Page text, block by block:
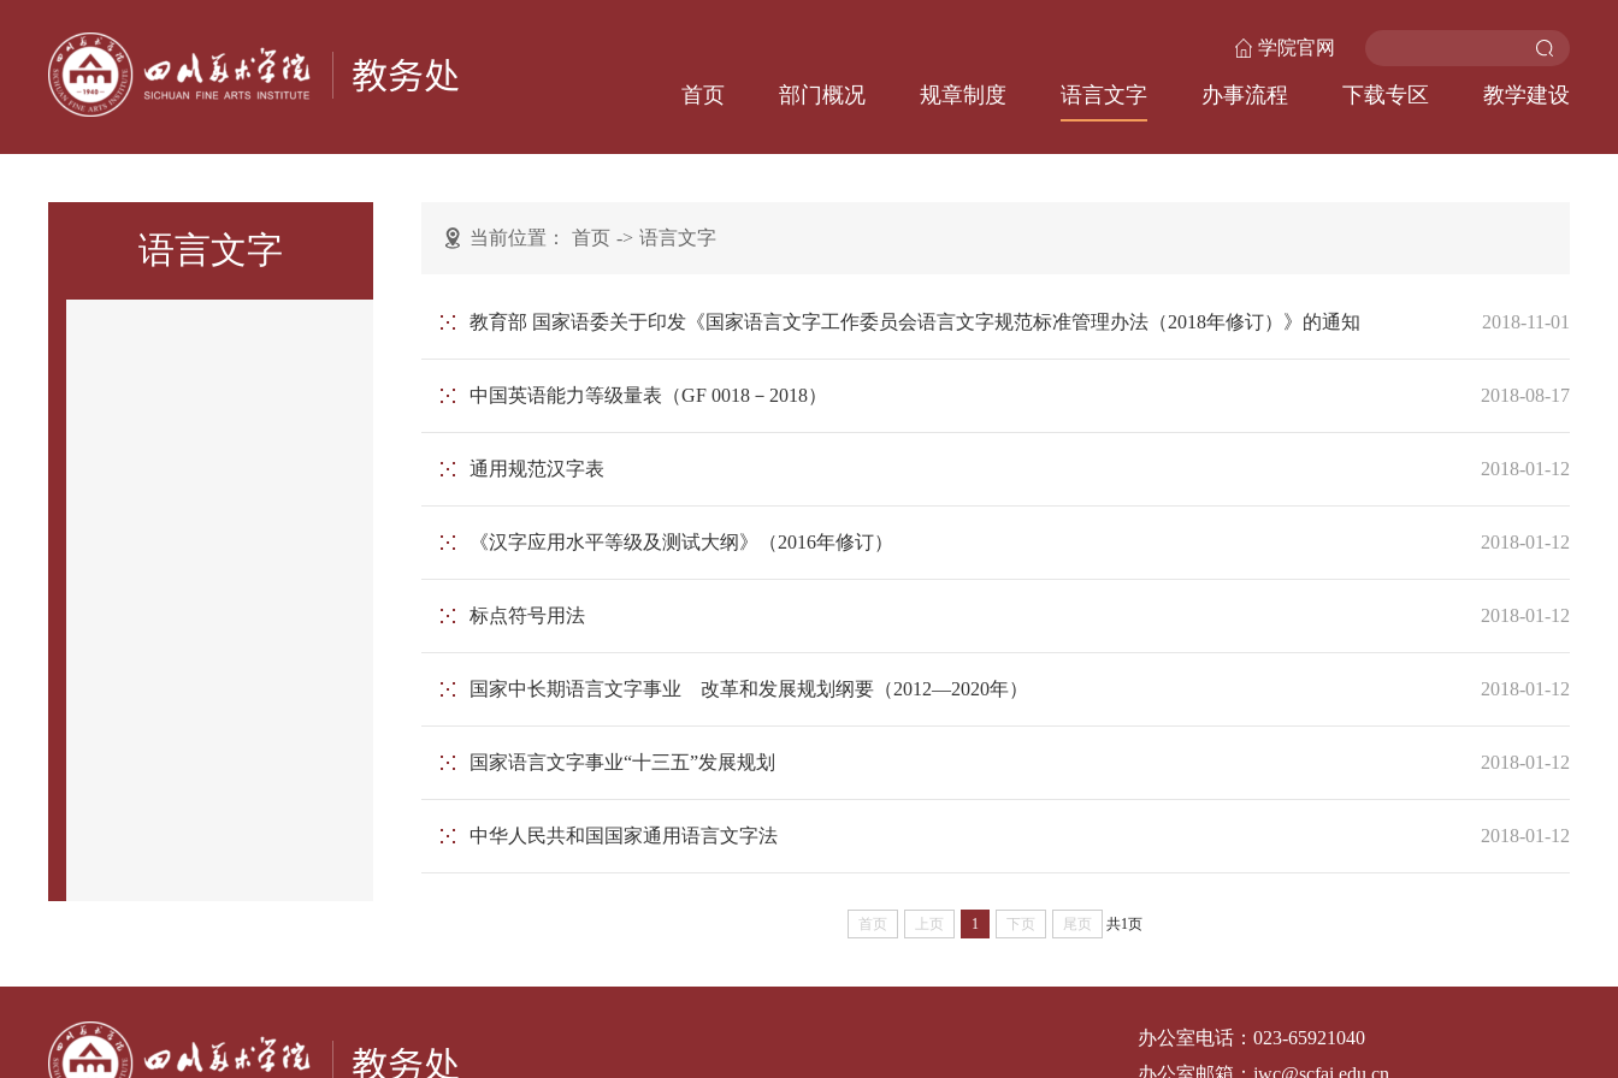
学院官网
首页 部门概况 规章制度 语言文字 办事流程 下载专区 教学建设
语言文字 当前位置： 首页 -> 语言文字
教育部 国家语委关于印发《国家语言文字工作委员会语言文字规范标准管理办法（2018年修订）》的通知 2018-11-01
中国英语能力等级量表（GF 0018－2018） 2018-08-17
通用规范汉字表 2018-01-12
《汉字应用水平等级及测试大纲》（2016年修订） 2018-01-12
标点符号用法 2018-01-12
国家中长期语言文字事业 改革和发展规划纲要（2012—2020年） 2018-01-12
国家语言文字事业“十三五”发展规划 2018-01-12
中华人民共和国国家通用语言文字法 2018-01-12
首页 上页 1 下页 尾页 共1页
办公室电话： 023-65921040
办公室邮箱： jwc@scfai.edu.cn